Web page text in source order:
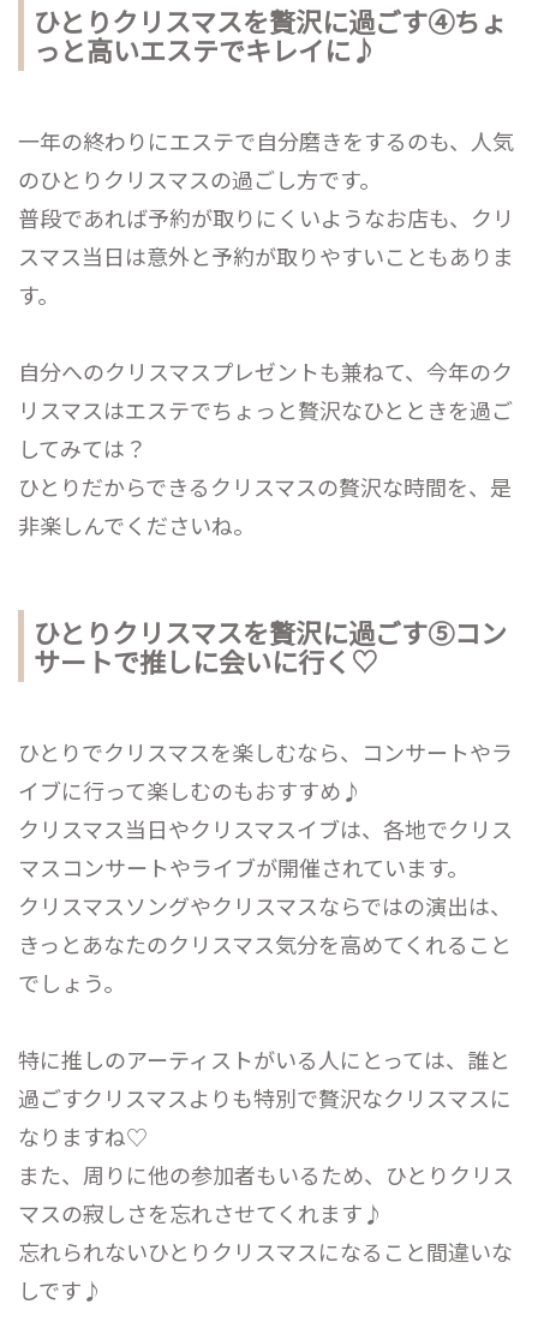
ひとりクリスマスを贅沢に過ごす④ちょ
っと高いエステでキレイに♪
一年の終わりにエステで自分磨きをするのも、人気
のひとりクリスマスの過ごし方です。
普段であれば予約が取りにくいようなお店も、クリ
スマス当日は意外と予約が取りやすいこともありま
す。
自分へのクリスマスプレゼントも兼ねて、今年のク
リスマスはエステでちょっと贅沢なひとときを過ご
してみては？
ひとりだからできるクリスマスの贅沢な時間を、是
非楽しんでくださいね。
ひとりクリスマスを贅沢に過ごす⑤コン
サートで推しに会いに行く♡
ひとりでクリスマスを楽しむなら、コンサートやラ
イブに行って楽しむのもおすすめ♪
クリスマス当日やクリスマスイブは、各地でクリス
マスコンサートやライブが開催されています。
クリスマスソングやクリスマスならではの演出は、
きっとあなたのクリスマス気分を高めてくれること
でしょう。
特に推しのアーティストがいる人にとっては、誰と
過ごすクリスマスよりも特別で贅沢なクリスマスに
なりますね♡
また、周りに他の参加者もいるため、ひとりクリス
マスの寂しさを忘れさせてくれます♪
忘れられないひとりクリスマスになること間違いな
しです♪